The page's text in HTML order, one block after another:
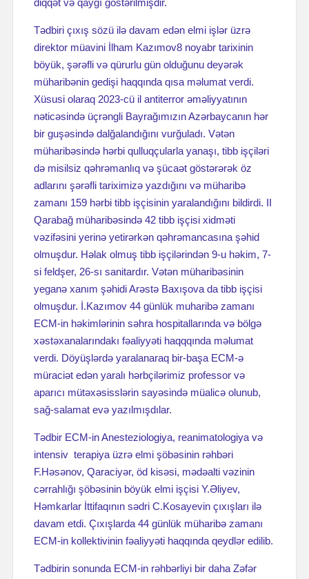
diqqət və qayğı göstərilmişdir.
Tədbiri çıxış sözü ilə davam edən elmi işlər üzrə
direktor müavini İlham Kazımov8 noyabr tarixinin
böyük, şərəfli və qürurlu gün olduğunu deyərək
müharibənin gedişi haqqında qısa məlumat verdi.
Xüsusi olaraq 2023-cü il antiterror əməliyyatının
nəticəsində üçrəngli Bayrağımızın Azərbaycanın hər
bir guşəsində dalğalandığını vurğuladı. Vətən
müharibəsində hərbi qulluqçularla yanaşı, tibb işçiləri
də misilsiz qəhrəmanlıq və şücaət göstərərək öz
adlarını şərəfli tariximizə yazdığını və müharibə
zamanı 159 hərbi tibb işçisinin yaralandığını bildirdi. II
Qarabağ müharibəsində 42 tibb işçisi xidməti
vəzifəsini yerinə yetirərkən qəhrəmancasına şəhid
olmuşdur. Həlak olmuş tibb işçilərindən 9-u həkim, 7-
si feldşer, 26-sı sanitardır. Vətən müharibəsinin
yeganə xanım şəhidi Arəstə Baxışova da tibb işçisi
olmuşdur. İ.Kazımov 44 günlük muharibə zamanı
ECM-in həkimlərinin səhra hospitallarında və bölgə
xəstəxanalarındakı fəaliyyəti haqqqında məlumat
verdi. Döyüşlərdə yaralanaraq bir-başa ECM-ə
müraciət edən yaralı hərbçilərimiz professor və
aparıcı mütəxəsisslərin sayəsində müalicə olunub,
sağ-salamat evə yazılmışdılar.
Tədbir ECM-in Anesteziologiya, reanimatologiya və
intensiv terapiya üzrə elmi şöbəsinin rəhbəri
F.Həsənov, Qaraciyər, öd kisəsi, mədəalti vəzinin
cərrahlığı şöbəsinin böyük elmi işçisi Y.Əliyev,
Həmkarlar İttifaqının sədri C.Kosayevin çıxışları ilə
davam etdi. Çıxışlarda 44 günlük müharibə zamanı
ECM-in kollektivinin fəaliyyəti haqqında qeydlər edilib.
Tədbirin sonunda ECM-in rəhbərliyi bir daha Zəfər